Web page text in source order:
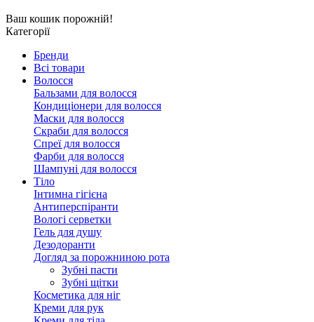
Ваш кошик порожній!
Категорії
Бренди
Всі товари
Волосся
Бальзами для волосся
Кондиціонери для волосся
Маски для волосся
Скраби для волосся
Спреї для волосся
Фарби для волосся
Шампуні для волосся
Тіло
Інтимна гігієна
Антиперспіранти
Вологі серветки
Гель для душу
Дезодоранти
Догляд за порожниною рота
Зубні пасти
Зубні щітки
Косметика для ніг
Креми для рук